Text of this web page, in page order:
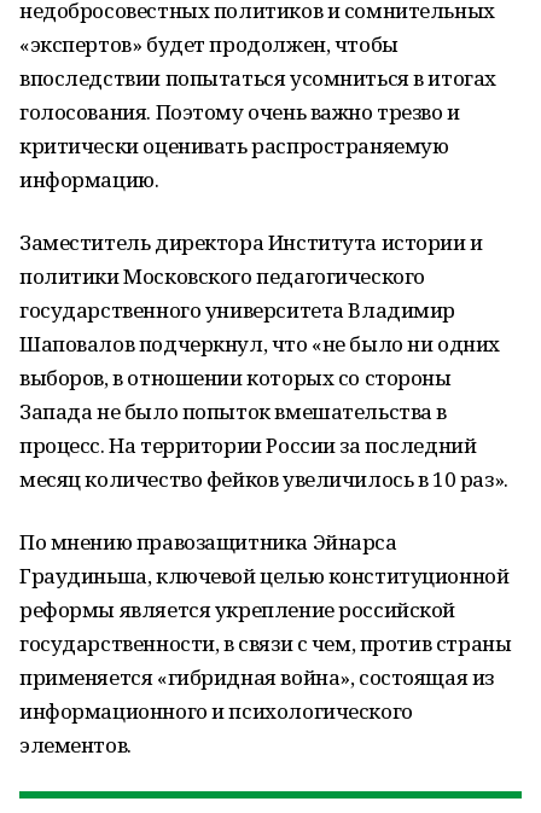
недобросовестных политиков и сомнительных
«экспертов» будет продолжен, чтобы
впоследствии попытаться усомниться в итогах
голосования. Поэтому очень важно трезво и
критически оценивать распространяемую
информацию.
Заместитель директора Института истории и
политики Московского педагогического
государственного университета Владимир
Шаповалов подчеркнул, что «не было ни одних
выборов, в отношении которых со стороны
Запада не было попыток вмешательства в
процесс. На территории России за последний
месяц количество фейков увеличилось в 10 раз».
По мнению правозащитника Эйнарса
Граудиньша, ключевой целью конституционной
реформы является укрепление российской
государственности, в связи с чем, против страны
применяется «гибридная война», состоящая из
информационного и психологического
элементов.